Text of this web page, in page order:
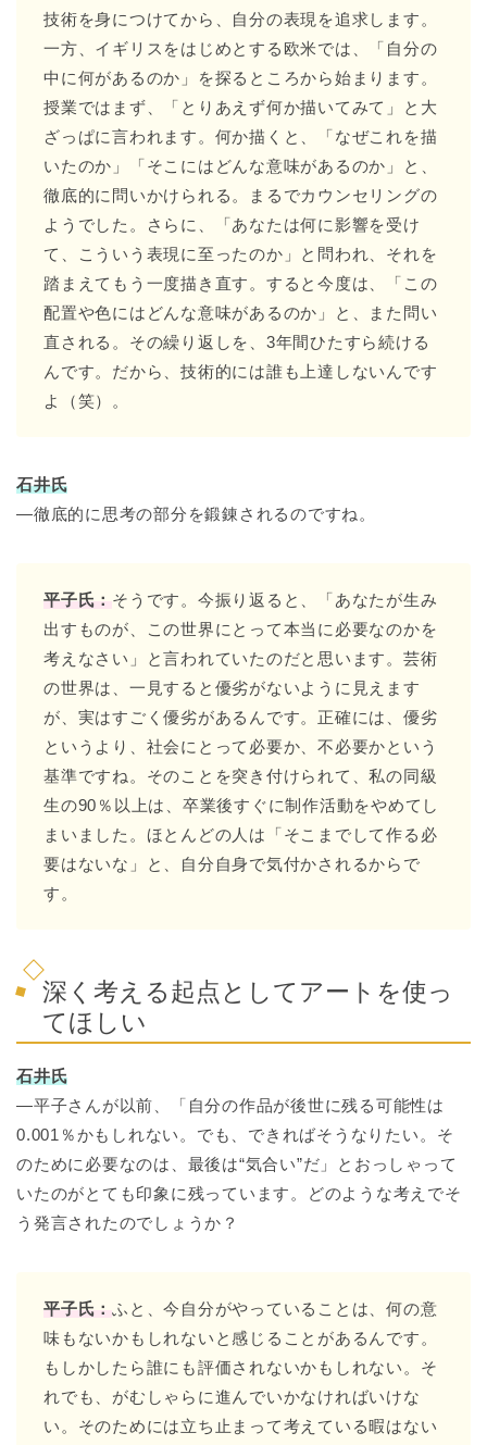
技術を身につけてから、自分の表現を追求します。
一方、イギリスをはじめとする欧米では、「自分の
中に何があるのか」を探るところから始まります。
授業ではまず、「とりあえず何か描いてみて」と大
ざっぱに言われます。何か描くと、「なぜこれを描
いたのか」「そこにはどんな意味があるのか」と、
徹底的に問いかけられる。まるでカウンセリングの
ようでした。さらに、「あなたは何に影響を受け
て、こういう表現に至ったのか」と問われ、それを
踏まえてもう一度描き直す。すると今度は、「この
配置や色にはどんな意味があるのか」と、また問い
直される。その繰り返しを、3年間ひたすら続ける
んです。だから、技術的には誰も上達しないんです
よ（笑）。
石井氏
―徹底的に思考の部分を鍛錬されるのですね。
平子氏： そうです。今振り返ると、「あなたが生み
出すものが、この世界にとって本当に必要なのかを
考えなさい」と言われていたのだと思います。芸術
の世界は、一見すると優劣がないように見えます
が、実はすごく優劣があるんです。正確には、優劣
というより、社会にとって必要か、不必要かという
基準ですね。そのことを突き付けられて、私の同級
生の90％以上は、卒業後すぐに制作活動をやめてし
まいました。ほとんどの人は「そこまでして作る必
要はないな」と、自分自身で気付かされるからで
す。
深く考える起点としてアートを使っ
てほしい
石井氏
―平子さんが以前、「自分の作品が後世に残る可能性は
0.001％かもしれない。でも、できればそうなりたい。そ
のために必要なのは、最後は“気合い”だ」とおっしゃって
いたのがとても印象に残っています。どのような考えでそ
う発言されたのでしょうか？
平子氏：ふと、今自分がやっていることは、何の意
味もないかもしれないと感じることがあるんです。
もしかしたら誰にも評価されないかもしれない。そ
れでも、がむしゃらに進んでいかなければいけな
い。そのためには立ち止まって考えている暇はない